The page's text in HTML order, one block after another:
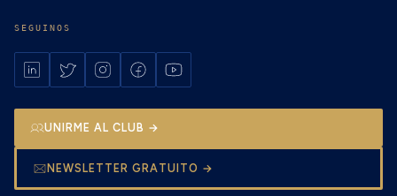
SEGUINOS
UNIRME AL CLUB →
NEWSLETTER GRATUITO →